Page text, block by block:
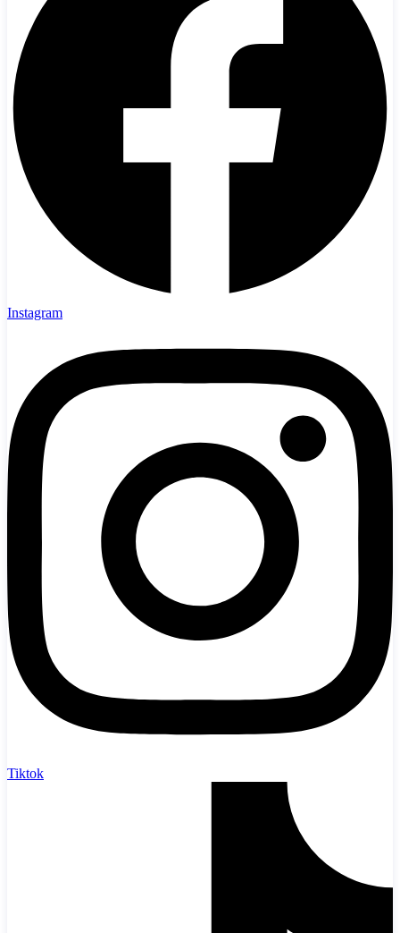
Instagram
Tiktok